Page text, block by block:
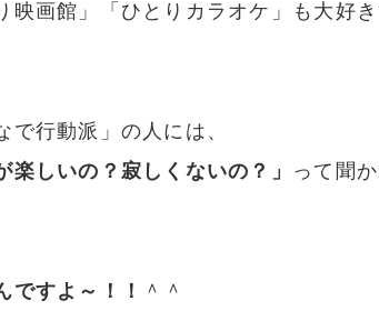
映画館」「ひとりカラオケ」も大好き
で行動派」の人には、
楽しいの？寂しくないの？」
って聞
ですよ～！！ ＾＾